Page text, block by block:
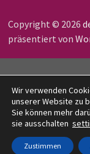
Copyright © 2026
präsentiert von
Wir verwenden
unserer Website zu
Sie können mehr
sie ausschalten
Zustimmen